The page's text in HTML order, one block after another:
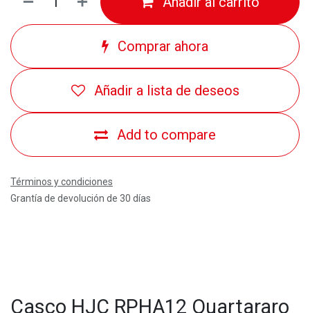
Comprar ahora
Add to compare
Añadir a lista de deseos
Términos y condiciones
Grantía de devolución de 30 días
Casco HJC RPHA12 Quartararo